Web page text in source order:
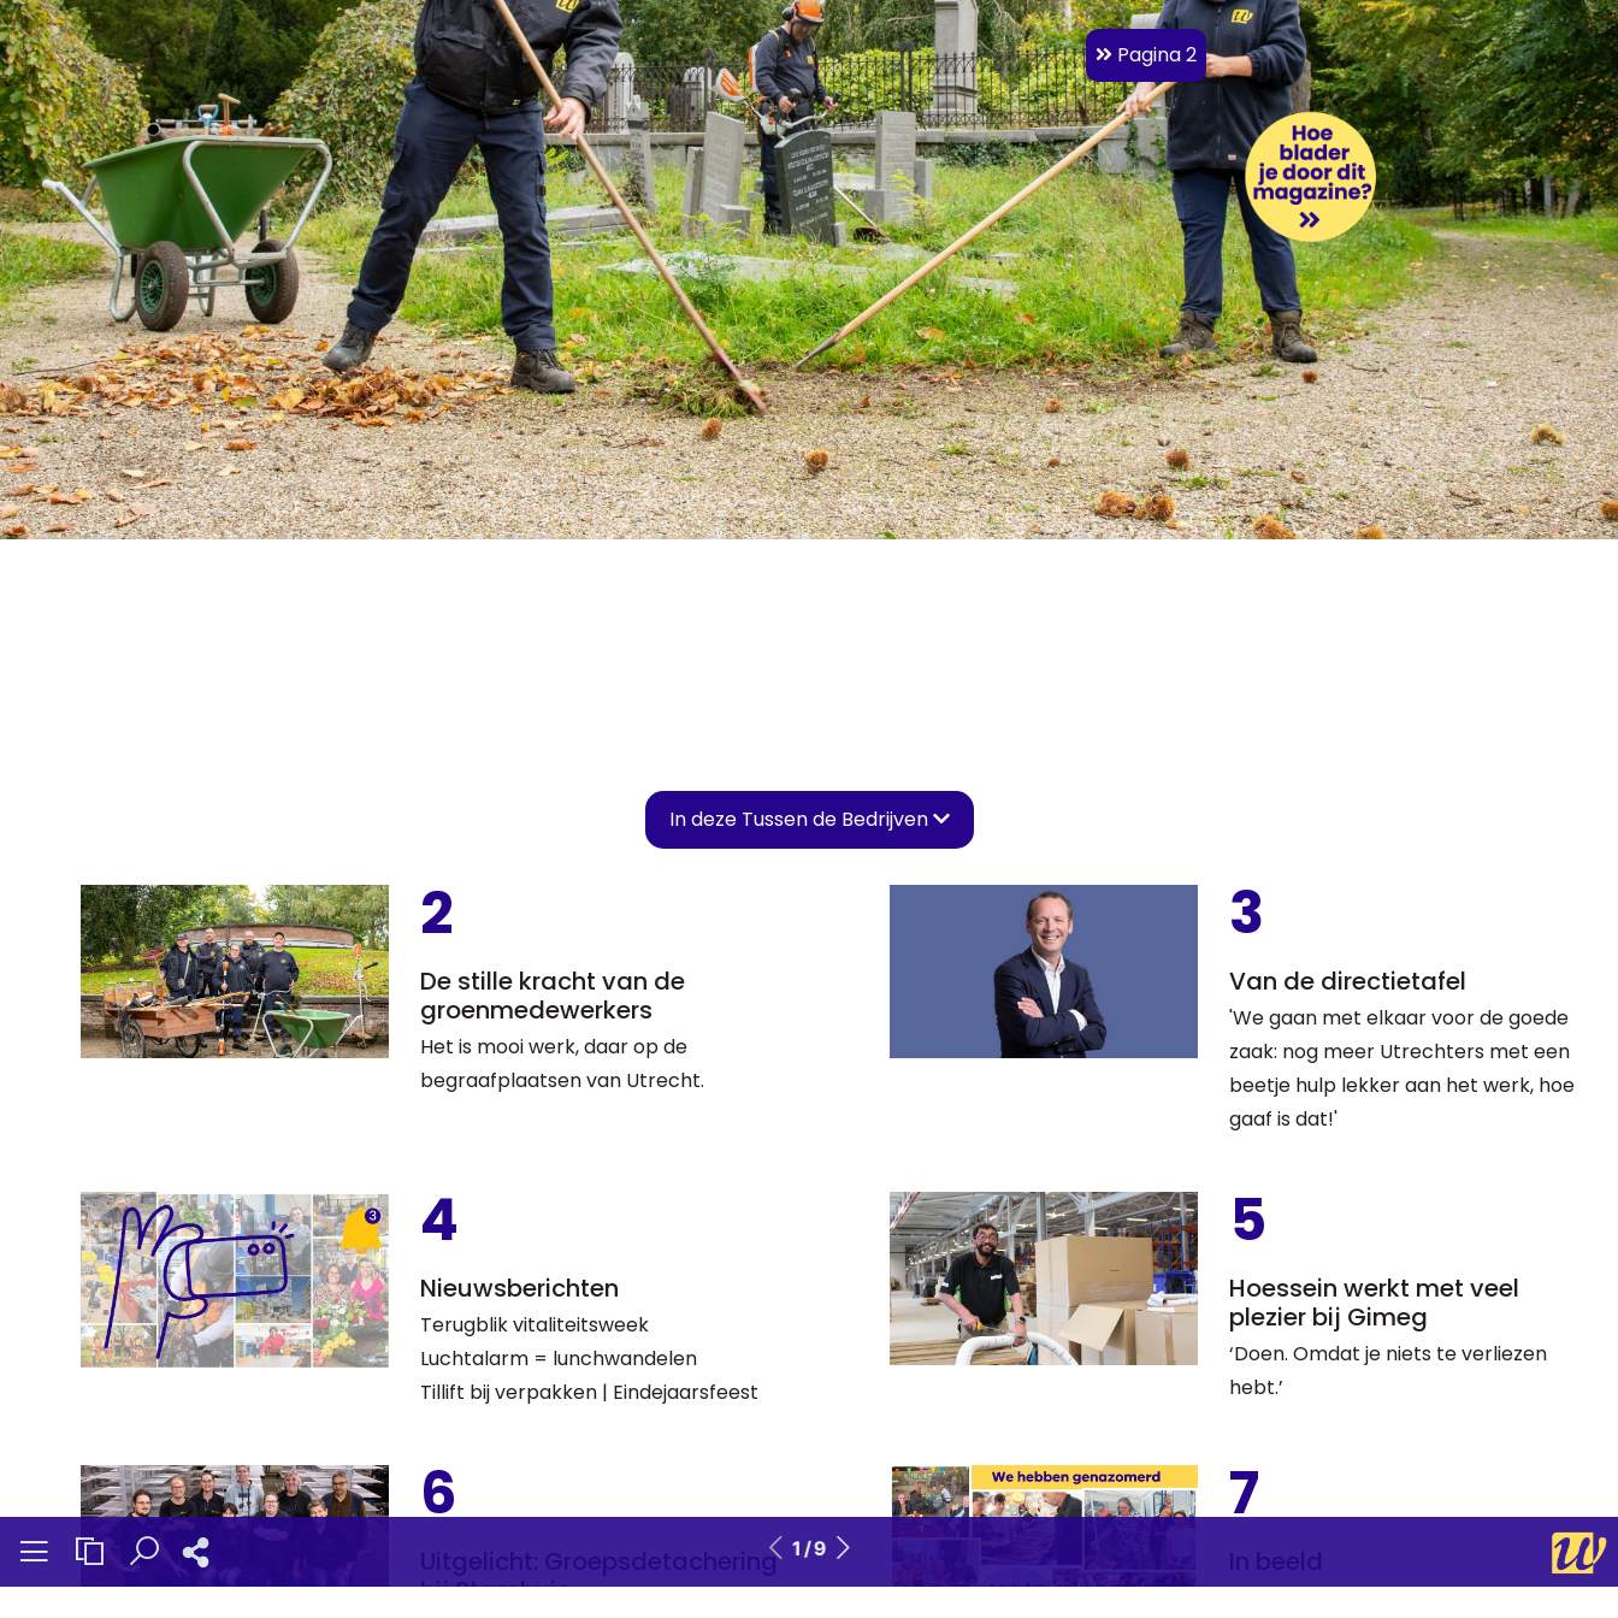
Pagina 2
In deze Tussen de Bedrijven
2
De stille kracht van de
groenmedewerkers
Het is mooi werk, daar op de
begraafplaatsen van Utrecht.
3
Van de directietafel
'We gaan met elkaar voor de goede
zaak: nog meer Utrechters met een
beetje hulp lekker aan het werk, hoe
gaaf is dat!'
4
Nieuwsberichten
Terugblik vitaliteitsweek
Luchtalarm = lunchwandelen
Tillift bij verpakken | Eindejaarsfeest
5
Hoessein werkt met veel
plezier bij Gimeg
‘Doen. Omdat je niets te verliezen
hebt.’
6
Uitgelicht: Groepsdetachering
bij Stamhuis
7
1 / 9